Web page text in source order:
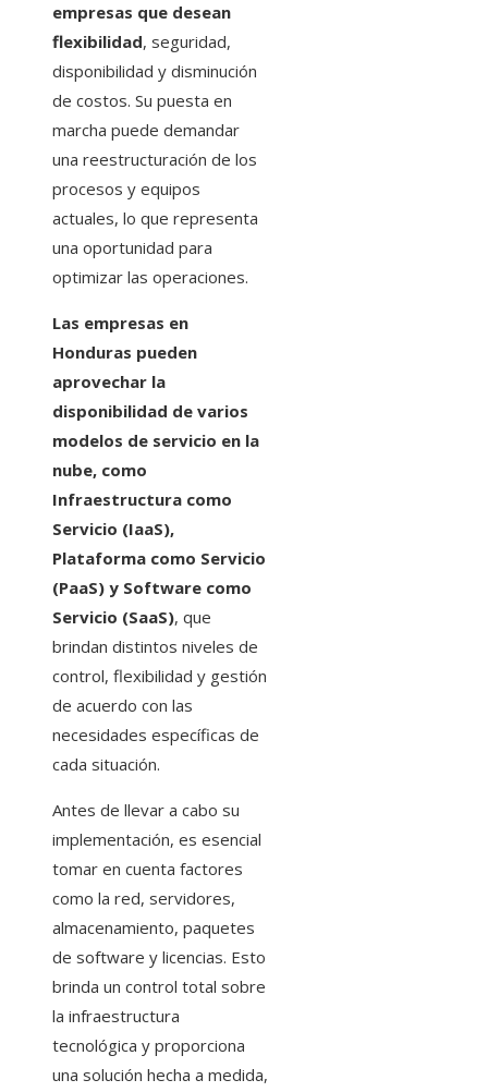
empresas que desean
flexibilidad, seguridad,
disponibilidad y disminución
de costos. Su puesta en
marcha puede demandar
una reestructuración de los
procesos y equipos
actuales, lo que representa
una oportunidad para
optimizar las operaciones.
Las empresas en
Honduras pueden
aprovechar la
disponibilidad de varios
modelos de servicio en la
nube, como
Infraestructura como
Servicio (IaaS),
Plataforma como Servicio
(PaaS) y Software como
Servicio (SaaS), que
brindan distintos niveles de
control, flexibilidad y gestión
de acuerdo con las
necesidades específicas de
cada situación.
Antes de llevar a cabo su
implementación, es esencial
tomar en cuenta factores
como la red, servidores,
almacenamiento, paquetes
de software y licencias. Esto
brinda un control total sobre
la infraestructura
tecnológica y proporciona
una solución hecha a medida,